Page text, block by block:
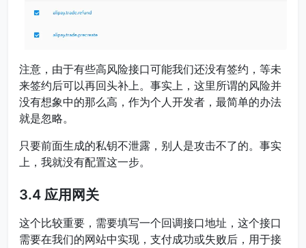
注意，由于有些高风险接口可能我们还没有签约，等未
来签约后可以再回头补上。事实上，这里所谓的风险并
没有想象中的那么高，作为个人开发者，最简单的办法
就是忽略。
只要前面生成的私钥不泄露，别人是攻击不了的。事实
上，我就没有配置这一步。
3.4 应用网关
这个比较重要，需要填写一个回调接口地址，这个接口
需要在我们的网站中实现，支付成功或失败后，用于接